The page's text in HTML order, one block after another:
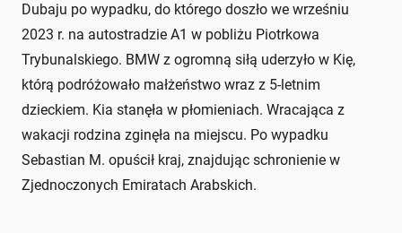
Dubaju po wypadku, do którego doszło we wrześniu
2023 r. na autostradzie A1 w pobliżu Piotrkowa
Trybunalskiego. BMW z ogromną siłą uderzyło w Kię,
którą podróżowało małżeństwo wraz z 5-letnim
dzieckiem. Kia stanęła w płomieniach. Wracająca z
wakacji rodzina zginęła na miejscu. Po wypadku
Sebastian M. opuścił kraj, znajdując schronienie w
Zjednoczonych Emiratach Arabskich.